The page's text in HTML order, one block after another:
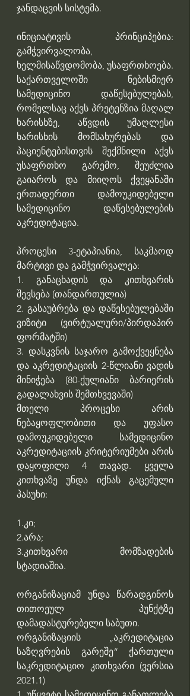
ჯანდაცვის სისტემა.
ინიციატივის პრინციპებია:
გამჭვირვალობა,
ხელმისაწვდომობა, უსაფრთხოება.
საქართველოში ნებისმიერ
სამედიცინო დაწესებულებას,
რომელსაც აქვს პრეტენზია მაღალ
ხარისხზე, აწვდის უმაღლესი
ხარისხის მომსახურებას და
პაციენტებისთვის შექმნილი აქვს
უსაფრთხო გარემო, შეუძლია
გაიაროს და მიიღოს ქვეყანაში
ერთადერთი დამოუკიდებელი
სამედიცინო დაწესებულების
აკრედიტაცია.
პროცესი 3-ეტაპიანია, საკმაოდ
მარტივი და გამჭვირვალეა:
1. განაცხადის და კითხვარის
შევსება (თანდართულია)
2. გასაუბრება და დაწესებულებაში
ვიზიტი (ვირტუალური/პირდაპირ
ფორმატში)
3. დასკვნის საჯარო გამოქვეყნება
და აკრედიტაციის 2-წლიანი ვადის
მინიჭება (80-ქულიანი ბარიერის
გადალახვის შემთხვევაში)
მთელი პროცესი არის
ნებაყოფლობითი და უფასო
დამოუკიდებელი სამედიცინო
აკრედიტაციის კრიტერიუმები არის
დაყოფილი 4 თავად. ყველა
კითხვაზე უნდა იქნას გაცემული
პასუხი:
1.კი;
2.არა;
3.კითხვარი მომზადების
სტადიაშია.
ორგანიზაციამ უნდა წარადგინოს
თითოეულ პუნქტზე
დამადასტურებელი საბუთი.
ორგანიზაციის „აკრედიტაცია
საზღვრების გარეშე“ ქართული
საკრედიტაციო კითხვარი (ვერსია
2021.1)